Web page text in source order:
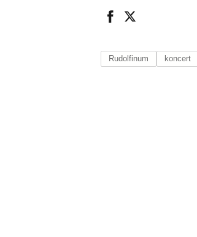
Rudolfinum koncert